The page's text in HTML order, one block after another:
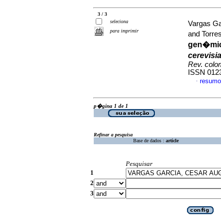
3 / 3
seleciona
para imprimir
Vargas
and
Rev.
ISSN
·
p�gina 1 de 1
Refinar a pesquisa
Base de dados : article
Pesquisar
1
2
3